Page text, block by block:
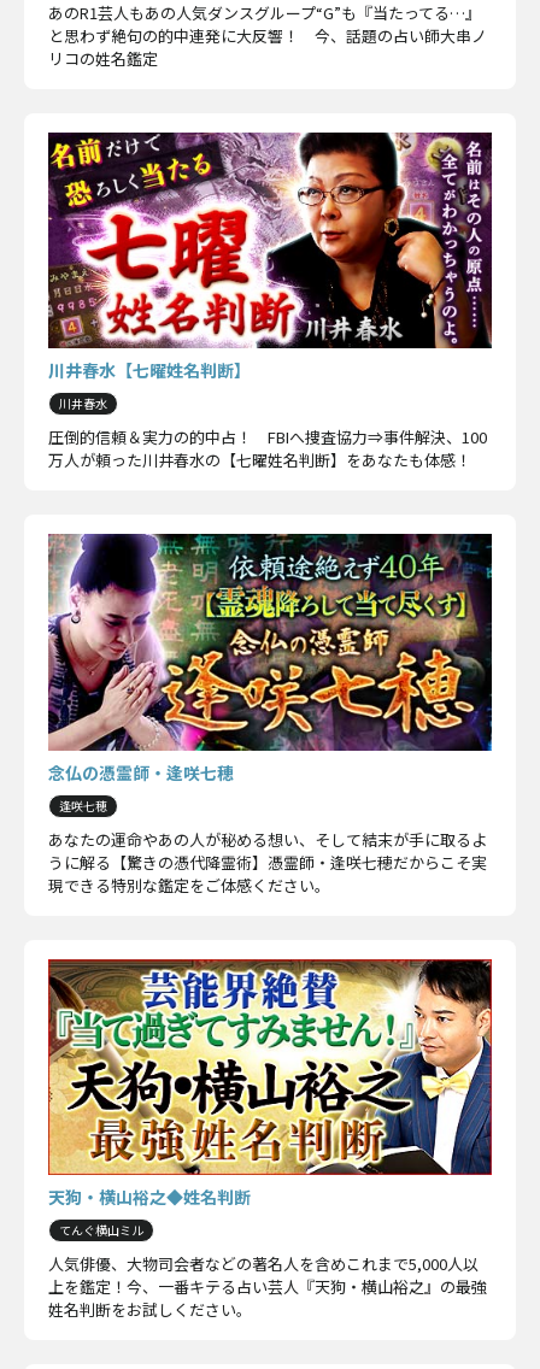
あのR1芸人もあの人気ダンスグループ“G”も『当たってる…』
と思わず絶句の的中連発に大反響！ 今、話題の占い師大串ノ
リコの姓名鑑定
川井春水【七曜姓名判断】
川井春水
圧倒的信頼＆実力の的中占！ FBIへ捜査協力⇒事件解決、100
万人が頼った川井春水の【七曜姓名判断】をあなたも体感！
念仏の憑霊師・逢咲七穂
逢咲七穂
あなたの運命やあの人が秘める想い、そして結末が手に取るよ
うに解る【驚きの憑代降霊術】憑霊師・逢咲七穂だからこそ実
現できる特別な鑑定をご体感ください。
天狗・横山裕之◆姓名判断
てんぐ横山ミル
人気俳優、大物司会者などの著名人を含めこれまで5,000人以
上を鑑定！今、一番キテる占い芸人『天狗・横山裕之』の最強
姓名判断をお試しください。